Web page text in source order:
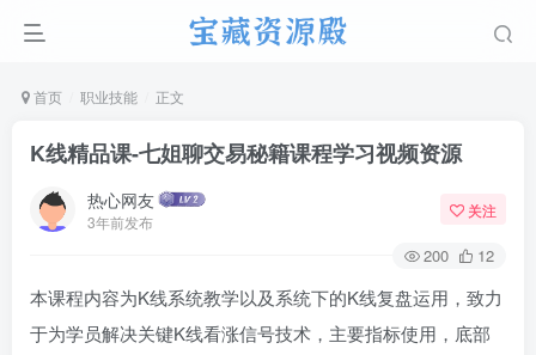
首页 职业技能 正文
K线精品课-七姐聊交易秘籍课程学习视频资源
热心网友
3年前发布
关注
200 12
本课程内容为K线系统教学以及系统下的K线复盘运用，致力
于为学员解决关键K线看涨信号技术，主要指标使用，底部